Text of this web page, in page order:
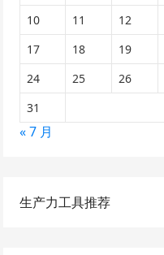
10
11 12
17
18 19
24
25 26
31
« 7 月
生产力工具推荐